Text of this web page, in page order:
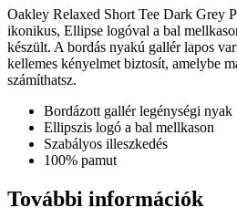
Oakley Relaxed Short Tee Dark Grey
ikonikus, Ellipse logóval a bal
készült. A bordás nyakú gallér lapos
kellemes kényelmet biztosít, amelybe
számíthatsz.
Bordázott gallér legénységi nyak
Ellipszis logó a bal mellkason
Szabályos illeszkedés
100% pamut
További információk